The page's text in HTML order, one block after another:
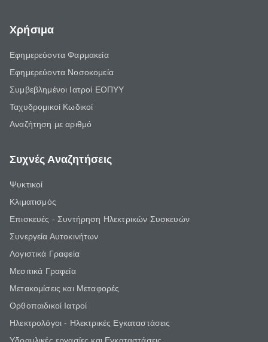
Χρήσιμα
Εφημερεύοντα Φαρμακεία
Εφημερεύοντα Νοσοκομεία
Συμβεβλημένοι Ιατροί ΕΟΠΥΥ
Ταχυδρομικοί Κωδικοί
Αναζήτηση με αριθμό
Συχνές Αναζητήσεις
Ψυκτικοί
Κλιματισμός
Επισκευές - Συντήρηση Ηλεκτρικών Συσκευών
Συνεργεία Αυτοκινήτων
Λογιστικά Γραφεία
Μεσιτικά Γραφεία
Μετακομίσεις και Μεταφορές
Ορθοπαιδικοί Ιατροί
Ηλεκτρολόγοι - Ηλεκτρικές Εγκαταστάσεις